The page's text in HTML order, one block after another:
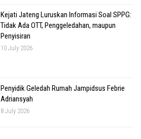
Kejati Jateng Luruskan Informasi Soal SPPG:
Tidak Ada OTT, Penggeledahan, maupun
Penyisiran
10 July 2026
Penyidik Geledah Rumah Jampidsus Febrie
Adriansyah
8 July 2026